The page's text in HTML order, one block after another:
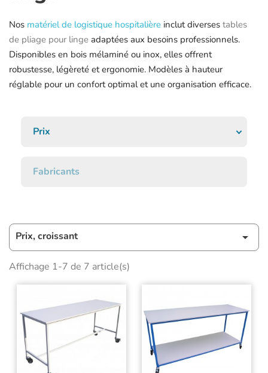
Nos matériel de logistique hospitalière inclut diverses tables
de pliage pour linge adaptées aux besoins professionnels.
Disponibles en bois mélaminé ou inox, elles offrent
robustesse, légèreté et ergonomie. Modèles à hauteur
réglable pour un confort optimal et une organisation efficace.
Prix
Fabricants
Prix, croissant 
Affichage 1-7 de 7 article(s)